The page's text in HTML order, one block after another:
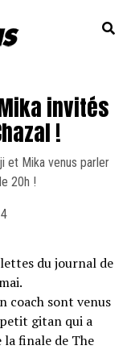
invités
!
et Mika venus parler
20h !
du journal de
coach sont venus
gitan qui a
la finale de The